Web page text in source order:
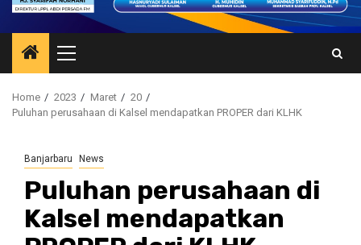
Primary
Menu
Home 2023 Maret
20
Puluhan perusahaan di Kalsel mendapatkan PROPER dari KLHK
Banjarbaru News
Puluhan perusahaan di
Kalsel mendapatkan